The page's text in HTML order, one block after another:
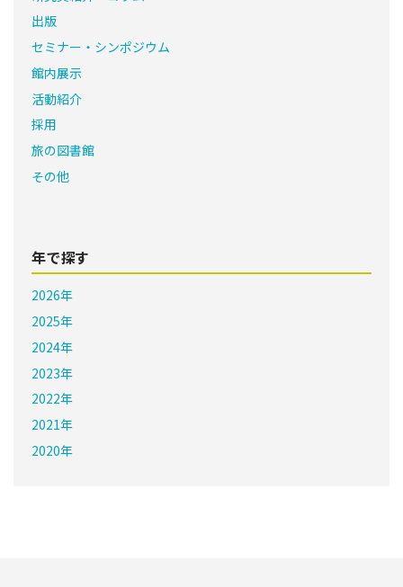
出版
セミナー・シンポジウム
館内展示
活動紹介
採用
旅の図書館
その他
年で探す
2026年
2025年
2024年
2023年
2022年
2021年
2020年